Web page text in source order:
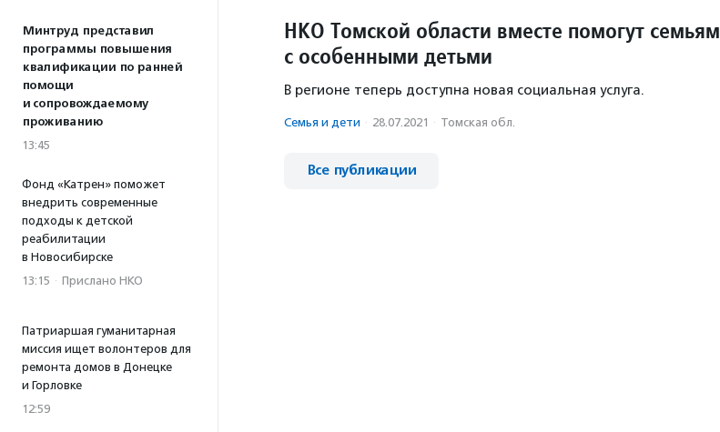
Минтруд представил
программы повышения
квалификации по ранней
помощи
и сопровождаемому
проживанию
13:45
Фонд «Катрен» поможет
внедрить современные
подходы к детской
реабилитации
в Новосибирске
13:15 · Прислано НКО
Патриаршая гуманитарная
миссия ищет волонтеров для
ремонта домов в Донецке
и Горловке
12:59
НКО Томской области вместе помогут семьям
с особенными детьми
В регионе теперь доступна новая социальная услуга.
Семья и дети · 28.07.2021 · Томская обл.
Все публикации